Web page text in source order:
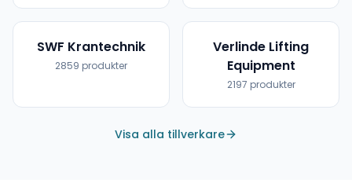
SWF Krantechnik
2859 produkter
Verlinde Lifting
Equipment
2197 produkter
Visa alla tillverkare